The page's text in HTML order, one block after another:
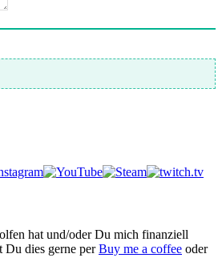
hat und/oder Du mich finanziell
Du dies gerne perBuy me a coffee oder